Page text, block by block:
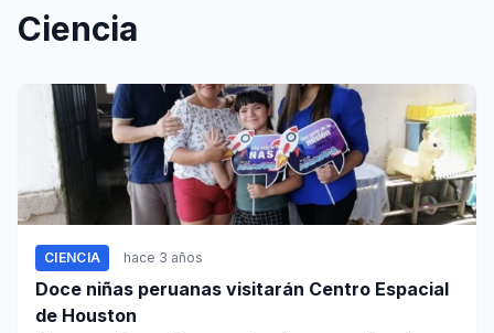
Ciencia
CIENCIA hace 3 años
Doce niñas peruanas visitarán Centro Espacial
de Houston